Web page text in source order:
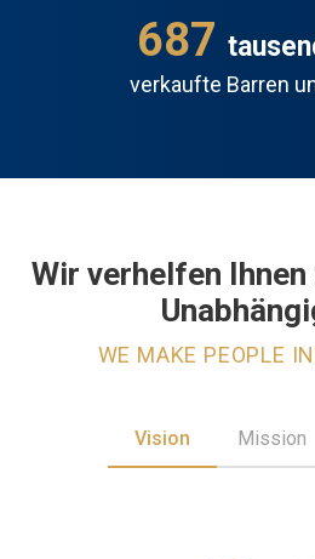
697
verkaufte Barren
Wir verhelfen
WE MAKE PEOPLE
Vision Mission